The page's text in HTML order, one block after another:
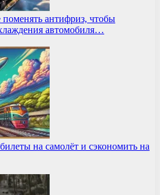
антифриз, чтобы
автомобиля…
на самолёт и сэкономить на